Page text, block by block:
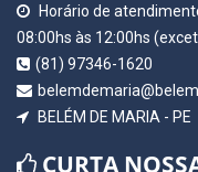
Horário de
08:00hs às 12:00hs
(81) 97346-1620
BELÉM DE MARIA - PE
CURTA